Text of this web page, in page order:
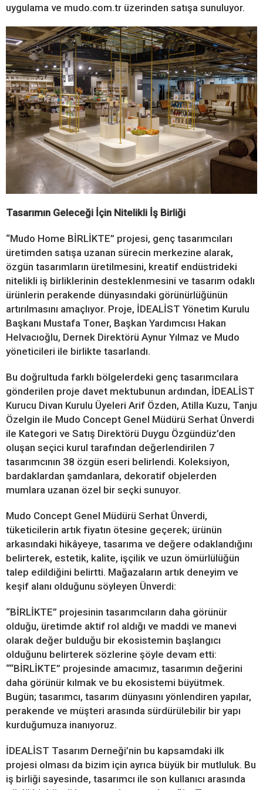
uygulama ve mudo.com.tr üzerinden satışa sunuluyor.
Tasarımın Geleceği İçin Nitelikli İş Birliği
“Mudo Home BİRLİKTE” projesi, genç tasarımcıları
üretimden satışa uzanan sürecin merkezine alarak,
özgün tasarımların üretilmesini, kreatif endüstrideki
nitelikli iş birliklerinin desteklenmesini ve tasarım odaklı
ürünlerin perakende dünyasındaki görünürlüğünün
artırılmasını amaçlıyor. Proje, İDEALİST Yönetim Kurulu
Başkanı Mustafa Toner, Başkan Yardımcısı Hakan
Helvacıoğlu, Dernek Direktörü Aynur Yılmaz ve Mudo
yöneticileri ile birlikte tasarlandı.
Bu doğrultuda farklı bölgelerdeki genç tasarımcılara
gönderilen proje davet mektubunun ardından, İDEALİST
Kurucu Divan Kurulu Üyeleri Arif Özden, Atilla Kuzu, Tanju
Özelgin ile Mudo Concept Genel Müdürü Serhat Ünverdi
ile Kategori ve Satış Direktörü Duygu Özgündüz’den
oluşan seçici kurul tarafından değerlendirilen 7
tasarımcının 38 özgün eseri belirlendi. Koleksiyon,
bardaklardan şamdanlara, dekoratif objelerden
mumlara uzanan özel bir seçki sunuyor.
Mudo Concept Genel Müdürü Serhat Ünverdi,
tüketicilerin artık fiyatın ötesine geçerek; ürünün
arkasındaki hikâyeye, tasarıma ve değere odaklandığını
belirterek, estetik, kalite, işçilik ve uzun ömürlülüğün
talep edildiğini belirtti. Mağazaların artık deneyim ve
keşif alanı olduğunu söyleyen Ünverdi:
“BİRLİKTE” projesinin tasarımcıların daha görünür
olduğu, üretimde aktif rol aldığı ve maddi ve manevi
olarak değer bulduğu bir ekosistemin başlangıcı
olduğunu belirterek sözlerine şöyle devam etti:
““BİRLİKTE” projesinde amacımız, tasarımın değerini
daha görünür kılmak ve bu ekosistemi büyütmek.
Bugün; tasarımcı, tasarım dünyasını yönlendiren yapılar,
perakende ve müşteri arasında sürdürülebilir bir yapı
kurduğumuza inanıyoruz.
İDEALİST Tasarım Derneği’nin bu kapsamdaki ilk
projesi olması da bizim için ayrıca büyük bir mutluluk. Bu
iş birliği sayesinde, tasarımcı ile son kullanıcı arasında